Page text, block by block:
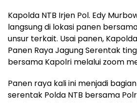
Kapolda NTB Irjen Pol. Edy
langsung di lokasi panen
unsur terkait. Usai panen,
Panen Raya Jagung Serentak
bersama Kapolri melalui zoom
Panen raya kali ini menjadi
serentak Polda NTB bersama